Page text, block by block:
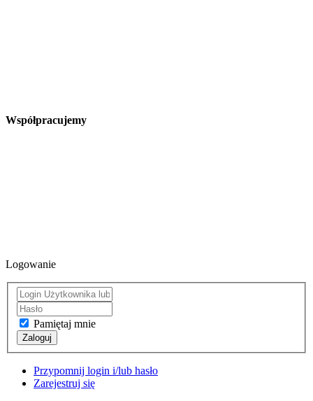
Współpracujemy
Logowanie
Pamiętaj mnie
Zaloguj
Przypomnij login i/lub hasło
Zarejestruj się